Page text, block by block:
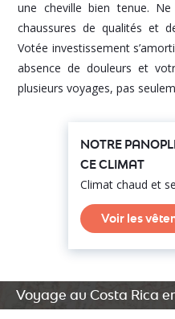
une cheville bien tenue.
chaussures de qualités et
Votée investissement
absence de douleurs et
plusieurs voyages, pas
NOTRE
CE CLIMAT
Climat chaud et
Voir les
Voyage au Costa Rica